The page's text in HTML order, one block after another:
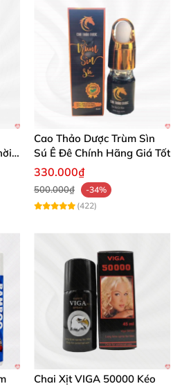
Cao Thảo Dược Trùm Sìn
Sú Ê Đê Chính Hãng Giá Tốt
330.000₫
500.000₫
-34%
(422)
Chai Xịt VIGA 50000 Kéo